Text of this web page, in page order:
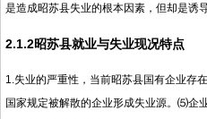
是造成昭苏县失业的根本因素，但却是诱
2.1.2昭苏县就业与失业现况特点
1.失业的严重性，当前昭苏县国有企业
国家规定被解散的企业形成失业源。⑸企